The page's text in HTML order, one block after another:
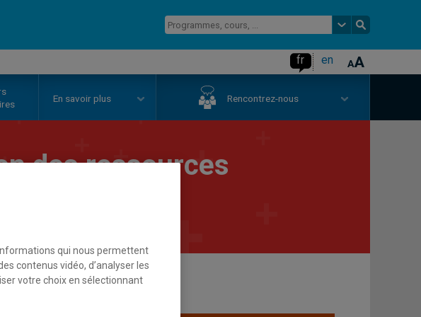
fr en
En savoir plus Rencontrez-nous
des ressources
qui nous permettent
contenus vidéo, d’analyser les
votre choix en sélectionnant